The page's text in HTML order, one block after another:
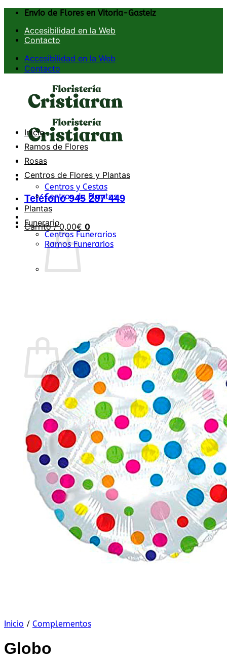
Saltar
contenido
Envío de Flores en Vitoria-Gasteiz
Accesibilidad en la Web
Contacto
Accesibilidad en la Web
Contacto
Teléfono 945 287 449
Carrito /0,00€ 0
No hay productos en el carrito.
Volver a la tienda
Inicio
Ramos de Flores
Rosas
Centros de Flores y Plantas
Centros y Cestas
Centros de Plantas
Plantas
Funerario
Centros Funerarios
Ramos Funerarios
Inicio / Complementos
Globo